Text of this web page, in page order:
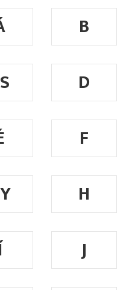
B
D
F
H
J